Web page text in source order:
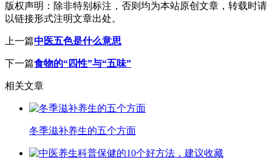
版权声明： 除非特别标注，否则均为本站原创文章，转载时请
以链接形式注明文章出处。
上一篇中医五色是什么意思
下一篇食物的“四性”与“五味”
相关文章
冬季滋补养生的五个方面